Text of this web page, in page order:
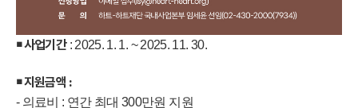
￭ 사업기간: 2025. 1. 1. ~ 2025. 11. 30.
￭ 지원금액 :
- 의료비 : 연간 최대 300만원 지원